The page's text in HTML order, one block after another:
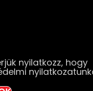
nyilatkozz, hogy